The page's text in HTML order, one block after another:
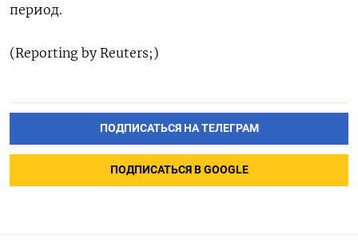
период.
(Reporting by Reuters;)
ПОДПИСАТЬСЯ НА ТЕЛЕГРАМ
ПОДПИСАТЬСЯ В GOOGLE